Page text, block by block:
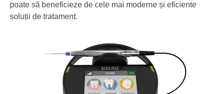
poate să beneficieze de cele mai moderne și eficiente
soluții de tratament.